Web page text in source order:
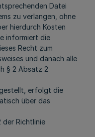
Datei
zu verlangen, ohne
hierdurch Kosten
informiert die
Recht zum
und danach alle
§ 2 Absatz 2
erfolgt die
über das
Richtlinie